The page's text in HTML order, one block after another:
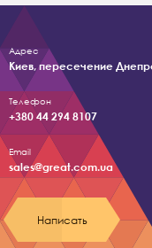
Написать
Адрес
Киев, пересечение
Телефон
+380 44 294 8107
Email
sales@great.com.ua